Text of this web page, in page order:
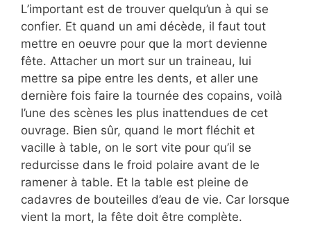
L’important est de trouver quelqu’un à qui se
confier. Et quand un ami décède, il faut tout
mettre en oeuvre pour que la mort devienne
fête. Attacher un mort sur un traineau, lui
mettre sa pipe entre les dents, et aller une
dernière fois faire la tournée des copains, voilà
l’une des scènes les plus inattendues de cet
ouvrage. Bien sûr, quand le mort fléchit et
vacille à table, on le sort vite pour qu’il se
redurcisse dans le froid polaire avant de le
ramener à table. Et la table est pleine de
cadavres de bouteilles d’eau de vie. Car lorsque
vient la mort, la fête doit être complète.